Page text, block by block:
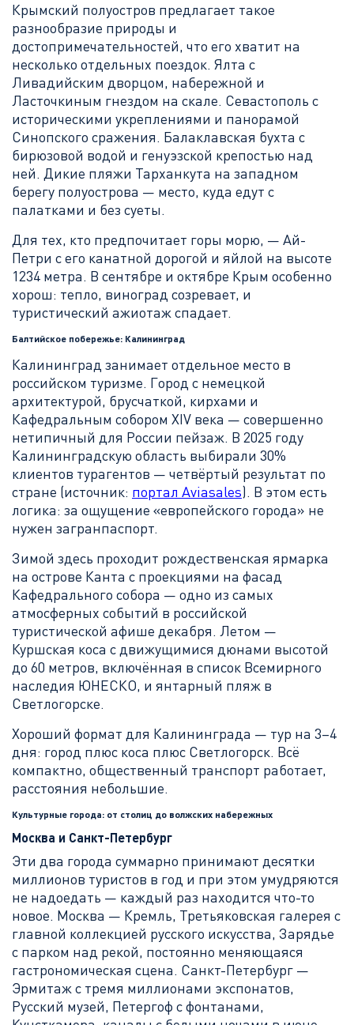
Крымский полуостров предлагает такое
разнообразие природы и
достопримечательностей, что его хватит на
несколько отдельных поездок. Ялта с
Ливадийским дворцом, набережной и
Ласточкиным гнездом на скале. Севастополь с
историческими укреплениями и панорамой
Синопского сражения. Балаклавская бухта с
бирюзовой водой и генуэзской крепостью над
ней. Дикие пляжи Тарханкута на западном
берегу полуострова — место, куда едут с
палатками и без суеты.
Для тех, кто предпочитает горы морю, — Ай-
Петри с его канатной дорогой и яйлой на высоте
1234 метра. В сентябре и октябре Крым особенно
хорош: тепло, виноград созревает, и
туристический ажиотаж спадает.
Балтийское побережье: Калининград
Калининград занимает отдельное место в
российском туризме. Город с немецкой
архитектурой, брусчаткой, кирхами и
Кафедральным собором XIV века — совершенно
нетипичный для России пейзаж. В 2025 году
Калининградскую область выбирали 30%
клиентов турагентов — четвёртый результат по
стране (источник: портал Aviasales). В этом есть
логика: за ощущение «европейского города» не
нужен загранпаспорт.
Зимой здесь проходит рождественская ярмарка
на острове Канта с проекциями на фасад
Кафедрального собора — одно из самых
атмосферных событий в российской
туристической афише декабря. Летом —
Куршская коса с движущимися дюнами высотой
до 60 метров, включённая в список Всемирного
наследия ЮНЕСКО, и янтарный пляж в
Светлогорске.
Хороший формат для Калининграда — тур на 3–4
дня: город плюс коса плюс Светлогорск. Всё
компактно, общественный транспорт работает,
расстояния небольшие.
Культурные города: от столиц до волжских набережных
Москва и Санкт-Петербург
Эти два города суммарно принимают десятки
миллионов туристов в год и при этом умудряются
не надоедать — каждый раз находится что-то
новое. Москва — Кремль, Третьяковская галерея с
главной коллекцией русского искусства, Зарядье
с парком над рекой, постоянно меняющаяся
гастрономическая сцена. Санкт-Петербург —
Эрмитаж с тремя миллионами экспонатов,
Русский музей, Петергоф с фонтанами,